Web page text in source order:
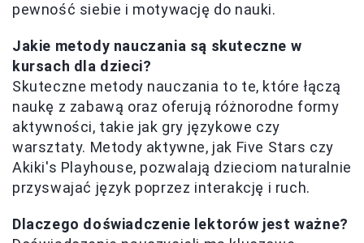
pewność siebie i motywację do nauki.
Jakie metody nauczania są skuteczne w
kursach dla dzieci?
Skuteczne metody nauczania to te, które łączą
naukę z zabawą oraz oferują różnorodne formy
aktywności, takie jak gry językowe czy
warsztaty. Metody aktywne, jak Five Stars czy
Akiki's Playhouse, pozwalają dzieciom naturalnie
przyswajać język poprzez interakcję i ruch.
Dlaczego doświadczenie lektorów jest ważne?